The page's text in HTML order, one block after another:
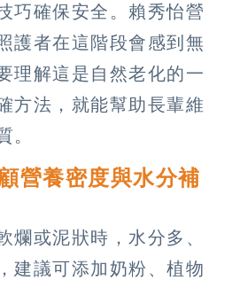
巧確保安全。賴秀怡營
護者在這階段會感到無
理解這是自然老化的一
方法，就能幫助長輩維
。
營養密度與水分補
爛或泥狀時，水分多、
建議可添加奶粉、植物